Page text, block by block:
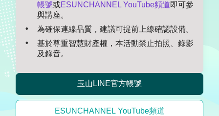
帳號或ESUNCHANNEL YouTube頻道即可參
與講座。
為確保連線品質，建議可提前上線確認設備。
基於尊重智慧財產權，本活動禁止拍照、錄影
及錄音。
玉山LINE官方帳號
ESUNCHANNEL YouTube頻道